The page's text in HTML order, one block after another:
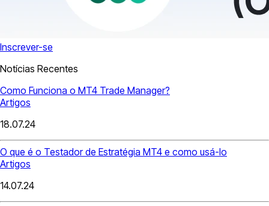
Inscrever-se
Notícias Recentes
Como Funciona o MT4 Trade Manager?
Artigos
18.07.24
O que é o Testador de Estratégia MT4 e como usá-lo
Artigos
14.07.24